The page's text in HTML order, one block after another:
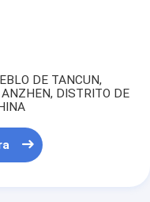
DE TANCUN,
DISTRITO DE